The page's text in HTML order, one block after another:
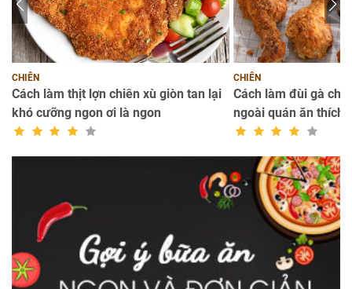
CHIÊN
Cách làm thịt lợn chiên xù giòn tan lại
khó cưỡng ngon ơi là ngon
CHIÊN
Cách làm đùi gà
ngoài quán ăn thích